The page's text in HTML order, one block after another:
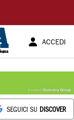
ACCEDI
SEGUICI SU DISCOVER